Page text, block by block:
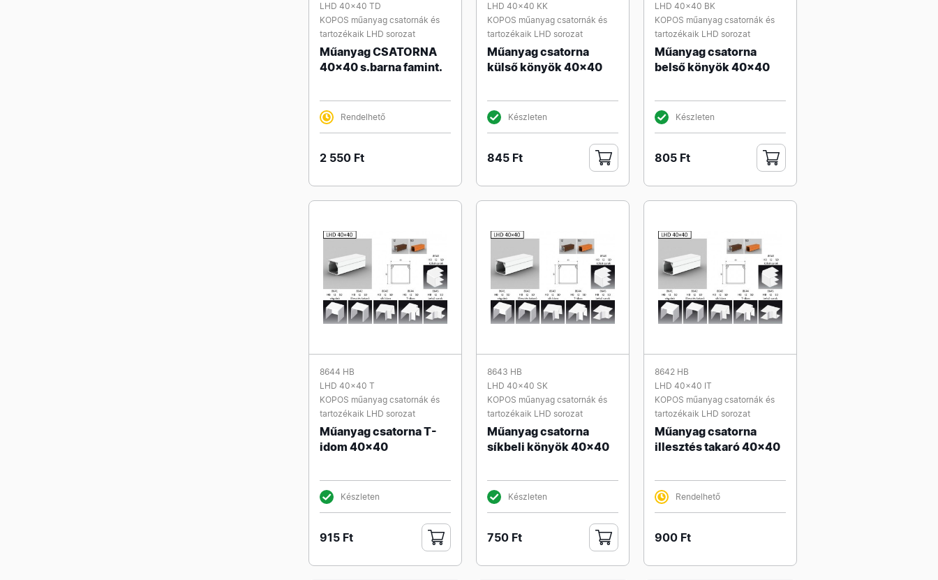
LHD 40x40 TD
KOPOS műanyag csatornák és
tartozékaik LHD sorozat
Műanyag CSATORNA
40x40 s.barna famint.
Rendelhető
2 550 Ft
LHD 40x40 KK
KOPOS műanyag csatornák és
tartozékaik LHD sorozat
Műanyag csatorna
külső könyök 40x40
Készleten
845 Ft
LHD 40x40 BK
KOPOS műanyag csatornák és
tartozékaik LHD sorozat
Műanyag csatorna
belső könyök 40x40
Készleten
805 Ft
8644 HB
LHD 40x40 T
KOPOS műanyag csatornák és
tartozékaik LHD sorozat
Műanyag csatorna T-
idom 40x40
Készleten
915 Ft
8643 HB
LHD 40x40 SK
KOPOS műanyag csatornák és
tartozékaik LHD sorozat
Műanyag csatorna
síkbeli könyök 40x40
Készleten
750 Ft
8642 HB
LHD 40x40 IT
KOPOS műanyag csatornák és
tartozékaik LHD sorozat
Műanyag csatorna
illesztés takaró 40x40
Rendelhető
900 Ft